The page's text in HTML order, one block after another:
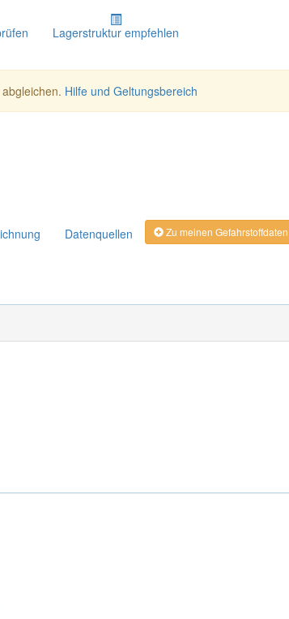
Lagerstruktur empfehlen
Hilfe und Geltungsbereich
Datenquellen Zu meinen Gefahrstoffdaten